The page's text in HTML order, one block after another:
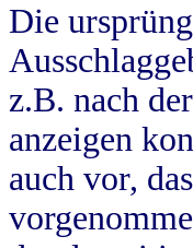
Die
z.B. nach
anzeigen
auch vor,